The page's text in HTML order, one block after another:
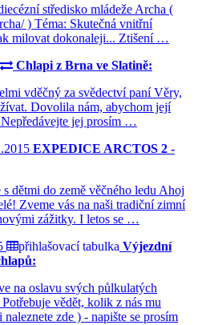
středisko mládeže Archa (
) Téma: Skutečná vnitřní
milovat dokonaleji... Ztišení …
Chlapi z Brna ve Slatině:
vděčný za svědectví paní Věry,
Dovolila nám, abychom její
jej prosím …
EXPEDICE ARCTOS 2 -
dětmi do země věčného ledu Ahoj
Zveme vás na naši tradiční zimní
zážitky. I letos se …
přihlašovací tabulka Výjezdní
na oslavu svých půlkulatých
vědět, kolik z nás mu
zde ) - napište se prosím